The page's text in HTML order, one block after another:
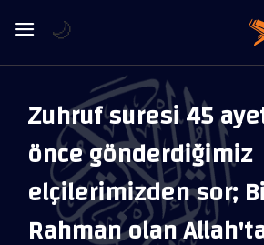
Zuhruf suresi 45
önce gönderdiğimiz
elçilerimizden sor;
Rahman olan
🌙